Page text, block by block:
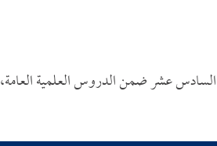
شهر الله المحرم لعام (1411هـ)، ينعقد المجلس السادس عشر ضمن الدروس العلمية العامة،